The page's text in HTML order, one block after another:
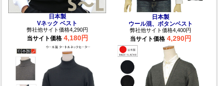
日本製
Vネック ベスト
弊社他サイト価格4,290円
当サイト価格 4,180円
日本製
ウール混、ボタンベスト
弊社他サイト価格4,400円
当サイト価格 4,290円